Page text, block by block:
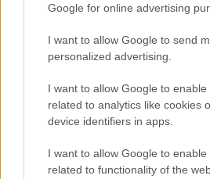
Google for online advertising
I want to allow Google to send
personalized advertising.
I want to allow Google to enable
related to analytics like cookies
device identifiers in apps.
I want to allow Google to enable
related to functionality of the
Michelle Hunziker in
vivo: un amico vip svela
Calangianus, dopo le
accoglienza minori chiude
Olbia, divieto di sosta